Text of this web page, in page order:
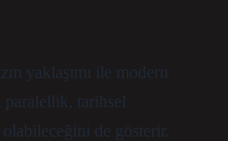
yaklaşımı ile modern
paralellik, tarihsel
de gösterir.